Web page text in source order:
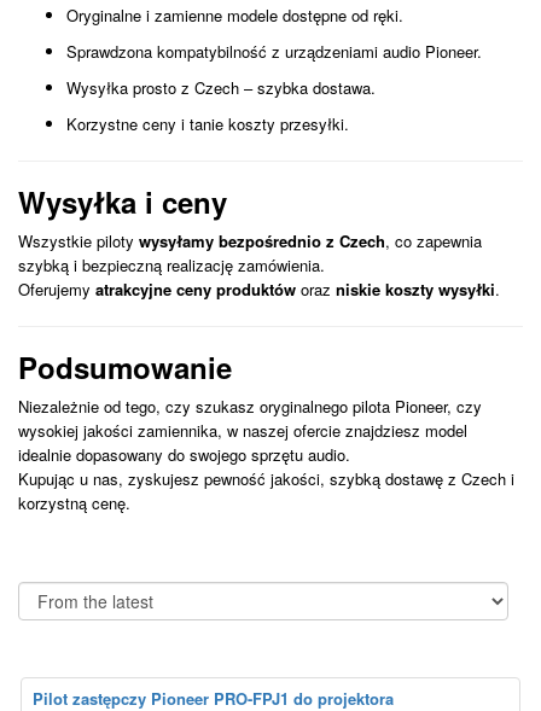
Oryginalne i zamienne modele dostępne od ręki.
Sprawdzona kompatybilność z urządzeniami audio Pioneer.
Wysyłka prosto z Czech – szybka dostawa.
Korzystne ceny i tanie koszty przesyłki.
Wysyłka i ceny
Wszystkie piloty wysyłamy bezpośrednio z Czech, co zapewnia
szybką i bezpieczną realizację zamówienia.
Oferujemy atrakcyjne ceny produktów oraz niskie koszty wysyłki.
Podsumowanie
Niezależnie od tego, czy szukasz oryginalnego pilota Pioneer, czy
wysokiej jakości zamiennika, w naszej ofercie znajdziesz model
idealnie dopasowany do swojego sprzętu audio.
Kupując u nas, zyskujesz pewność jakości, szybką dostawę z Czech i
korzystną cenę.
Pilot zastępczy Pioneer PRO-FPJ1 do projektora